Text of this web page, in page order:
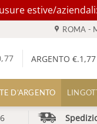
estive/
ROMA -
ARGENTO €.1,77
D’ARGENTO